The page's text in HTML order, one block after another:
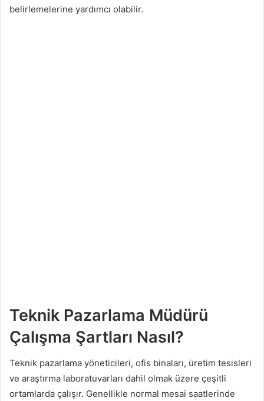
belirlemelerine yardımcı olabilir.
Teknik Pazarlama Müdürü
Çalışma Şartları Nasıl?
Teknik pazarlama yöneticileri, ofis binaları, üretim tesisleri
ve araştırma laboratuvarları dahil olmak üzere çeşitli
ortamlarda çalışır. Genellikle normal mesai saatlerinde